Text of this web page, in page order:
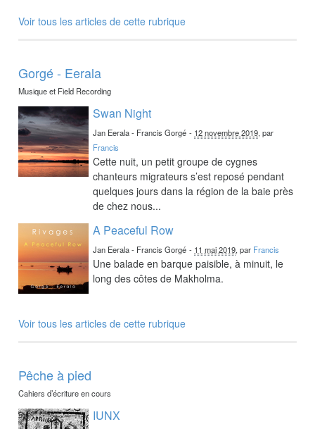
Voir tous les articles de cette rubrique
Gorgé - Eerala
Musique et Field Recording
Swan Night
Jan Eerala - Francis Gorgé - 12 novembre 2019, par
Francis
Cette nuit, un petit groupe de cygnes
chanteurs migrateurs s’est reposé pendant
quelques jours dans la région de la baie près
de chez nous...
A Peaceful Row
Jan Eerala - Francis Gorgé - 11 mai 2019, par Francis
Une balade en barque paisible, à minuit, le
long des côtes de Makholma.
Voir tous les articles de cette rubrique
Pêche à pied
Cahiers d’écriture en cours
IUNX